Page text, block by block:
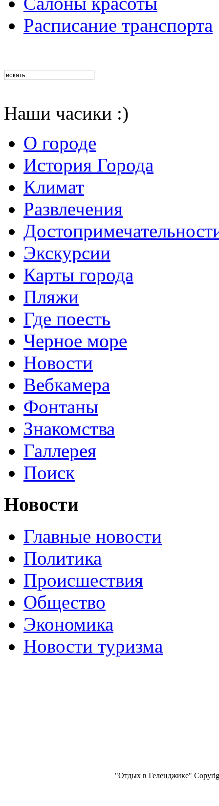
Расписание транспорта
Наши часики :)
О городе
История Города
Климат
Развлечения
Экскурсии
Карты города
Пляжи
Где поесть
Черное море
Новости
Вебкамера
Фонтаны
Знакомства
Галлерея
Поиск
Новости
Главные новости
Политика
Происшествия
Общество
Экономика
Новости туризма
"Отдых в Геленджике"